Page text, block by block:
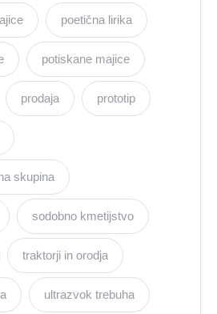
poetična lirika
potiskane majice
prodaja prototip
skupina
sodobno kmetijstvo
traktorji in orodja
ultrazvok trebuha